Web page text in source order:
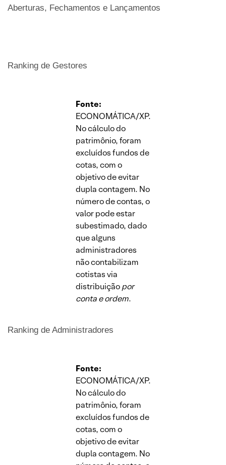
Aberturas, Fechamentos e Lançamentos
Ranking de Gestores
Fonte:
ECONOMÁTICA/XP.
No cálculo do
patrimônio, foram
excluídos fundos de
cotas, com o
objetivo de evitar
dupla contagem. No
número de contas, o
valor pode estar
subestimado, dado
que alguns
administradores
não contabilizam
cotistas via
distribuiçãopor
conta e ordem.
Ranking de Administradores
Fonte:
ECONOMÁTICA/XP.
No cálculo do
patrimônio, foram
excluídos fundos de
cotas, com o
objetivo de evitar
dupla contagem. No